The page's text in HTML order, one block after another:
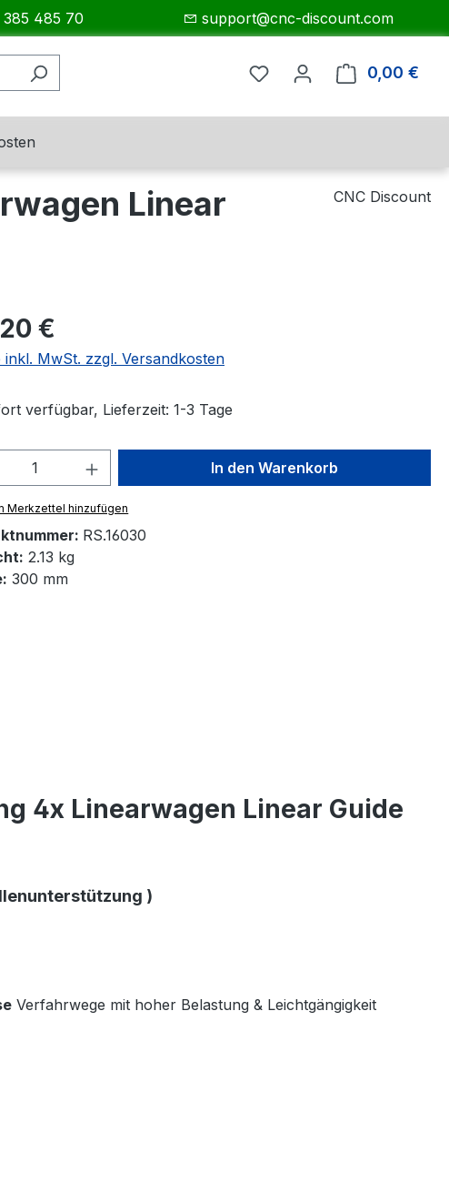
485 70 support@cnc-discount.com
0,00 €
Linear
CNC Discount
Preis:
€
inkl. MwSt. zzgl. Versandkosten
verfügbar, Lieferzeit: 1-3 Tage
Anzahl: Gib den gewünschten Wert
In den Warenkorb
Merkzettel hinzufügen
RS.16030
2.13 kg
300 mm
4x Linearwagen Linear Guide
)
Verfahrwege mit hoher Belastung & Leichtgängigkeit